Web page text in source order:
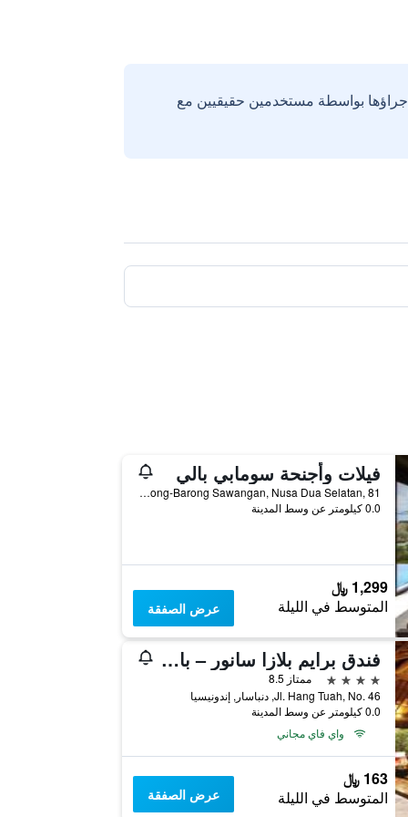
بواسطة مستخدمين حقيقيين مع
فيلات وأجنحة سومابي بالي
Jl Pura Barong-Barong Sawangan, Nusa Dua Selatan, 81, دنباسار, إندونيسيا
0.0 كيلومتر عن وسط المدينة
1,299 ﷼
المتوسط في الليلة عرض الصفقة
فندق برايم بلازا سانور – بالي
4 نجوم
ممتاز 8.5
Jl. Hang Tuah, No. 46, دنباسار, إندونيسيا
0.0 كيلومتر عن وسط المدينة
واي فاي مجاني
163 ﷼
المتوسط في الليلة عرض الصفقة